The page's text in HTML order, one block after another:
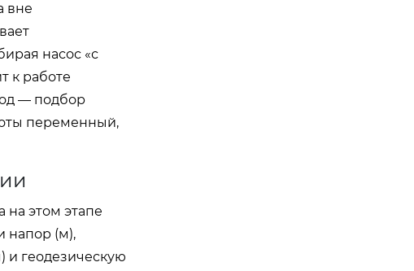
вне
насос «с
к работе
— подбор
переменный,
на этом этапе
напор (м),
и геодезическую